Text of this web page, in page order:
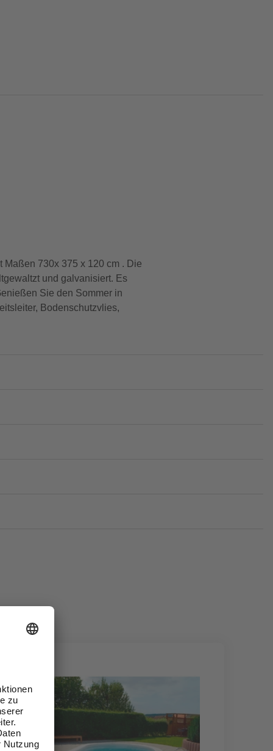
730x 375 x 120 cm . Die
und galvanisiert. Es
Sie den Sommer in
Bodenschutzvlies,